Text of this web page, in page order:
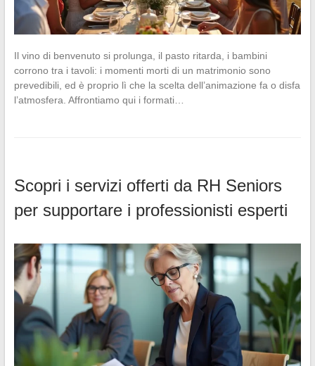
Il vino di benvenuto si prolunga, il pasto ritarda, i bambini
corrono tra i tavoli: i momenti morti di un matrimonio sono
prevedibili, ed è proprio lì che la scelta dell’animazione fa o disfa
l’atmosfera. Affrontiamo qui i formati…
Scopri i servizi offerti da RH Seniors
per supportare i professionisti esperti